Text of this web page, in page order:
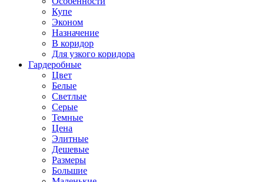
Купе
Эконом
Назначение
В коридор
Для узкого коридора
Гардеробные
Цвет
Белые
Светлые
Серые
Темные
Цена
Элитные
Дешевые
Размеры
Большие